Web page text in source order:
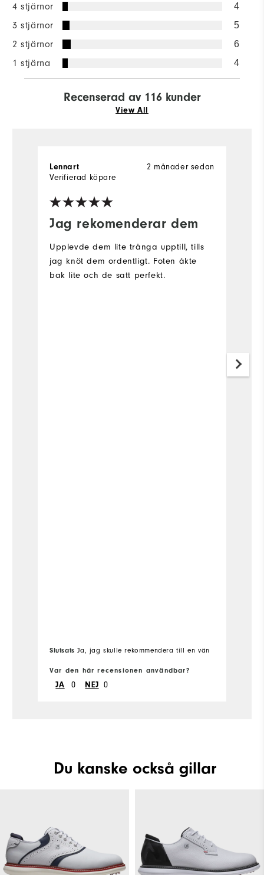
4 stjärnor 4
3 stjärnor 5
2 stjärnor 6
1 stjärna 4
Recenserad av 116 kunder
View All
Jag rekomenderar dem
2 månader sedan
Lennart
Verifierad köpare
Upplevde dem lite trånga upptill, tills
jag knöt dem ordentligt. Foten åkte
bak lite och de satt perfekt.
Slutsats Ja, jag skulle rekommendera till en vän
Var den här recensionen användbar?
JA 0 NEJ 0
Du kanske också gillar